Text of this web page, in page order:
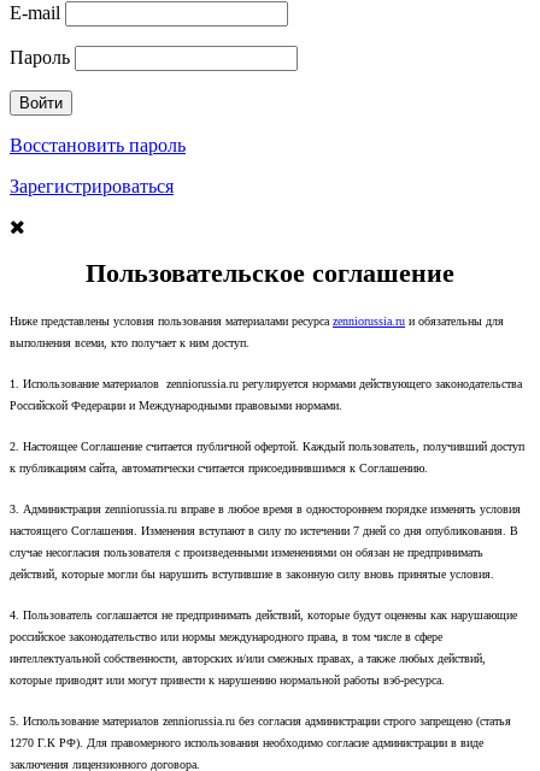
E-mail
Пароль
Восстановить пароль
Зарегистрироваться
Пользовательское соглашение
Ниже представлены условия пользования материалами ресурса zenniorussia.ru и обязательны для
выполнения всеми, кто получает к ним доступ.
1. Использование материалов zenniorussia.ru регулируется нормами действующего законодательства
Российской Федерации и Международными правовыми нормами.
2. Настоящее Соглашение считается публичной офертой. Каждый пользователь, получивший доступ
к публикациям сайта, автоматически считается присоединившимся к Соглашению.
3. Администрация zenniorussia.ru вправе в любое время в одностороннем порядке изменять условия
настоящего Соглашения. Изменения вступают в силу по истечении 7 дней со дня опубликования. В
случае несогласия пользователя с произведенными изменениями он обязан не предпринимать
действий, которые могли бы нарушить вступившие в законную силу вновь принятые условия.
4. Пользователь соглашается не предпринимать действий, которые будут оценены как нарушающие
российское законодательство или нормы международного права, в том числе в сфере
интеллектуальной собственности, авторских и/или смежных правах, а также любых действий,
которые приводят или могут привести к нарушению нормальной работы вэб-ресурса.
5. Использование материалов zenniorussia.ru без согласия администрации строго запрещено (статья
1270 Г.К РФ). Для правомерного использования необходимо согласие администрации в виде
заключения лицензионного договора.